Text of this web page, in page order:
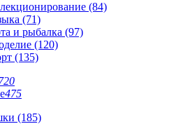
(84)
(71)
и рыбалка (97)
(120)
(135)
475
(185)